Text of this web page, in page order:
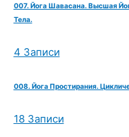
007. Йога Шавасана. Высшая
Тела.
4 Записи
008. Йога Простирания.
18 Записи